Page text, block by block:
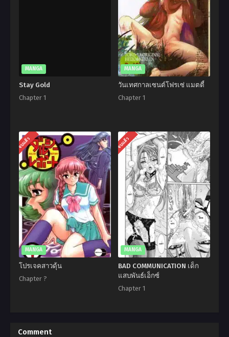
MANGA
Stay Gold
Chapter 1
MANGA
วันเทศกาลเซนต์โฟรเซ่ แมตตี้
Chapter 1
จบแล้ว
MANGA
โปรเจคสาวดุ้น
Chapter ?
จบแล้ว
MANGA
BAD COMMUNICATION เด็ก
แสบพันธ์เอ็กซ์
Chapter 1
Comment